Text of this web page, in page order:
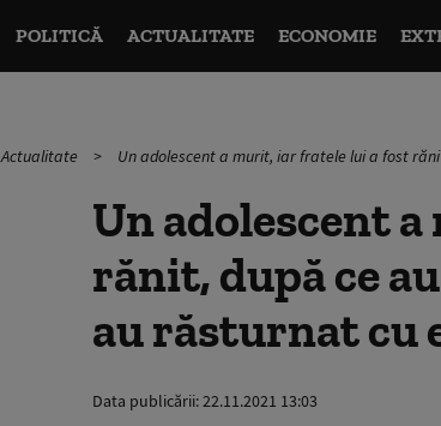
POLITICĂ ACTUALITATE ECONOMIE
Actualitate Un adolescent a murit, iar fratele lui a fost
Un adolescent
rănit, după ce
au răsturnat cu
Data publicării:22.11.2021 13:03